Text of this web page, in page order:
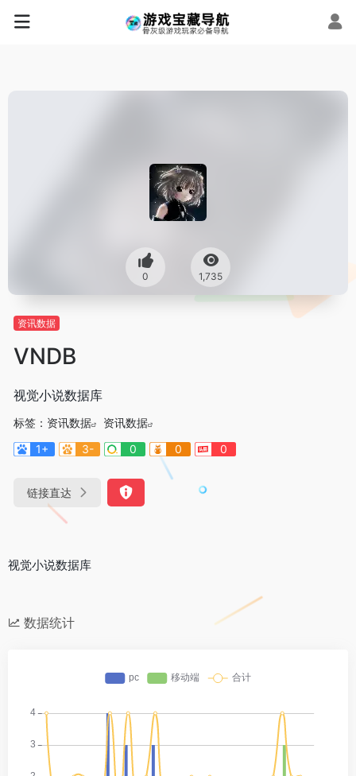
0 1,735
资讯数据
VNDB
视觉小说数据库
标签： 资讯数据
资讯数据
1+
3- 0 0 0
链接直达
视觉小说数据库
数据统计